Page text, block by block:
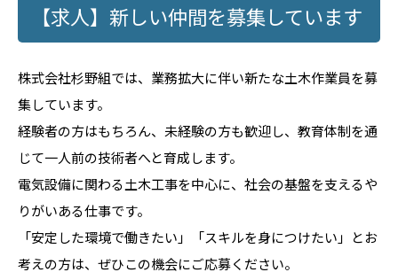
【求人】新しい仲間を募集しています
株式会社杉野組では、業務拡大に伴い新たな土木作業員を募
集しています。
経験者の方はもちろん、未経験の方も歓迎し、教育体制を通
じて一人前の技術者へと育成します。
電気設備に関わる土木工事を中心に、社会の基盤を支えるや
りがいある仕事です。
「安定した環境で働きたい」「スキルを身につけたい」とお
考えの方は、ぜひこの機会にご応募ください。